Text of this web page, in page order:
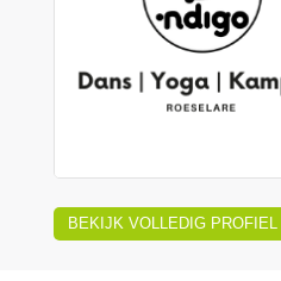
BEKIJK VOLLEDIG PROFIEL